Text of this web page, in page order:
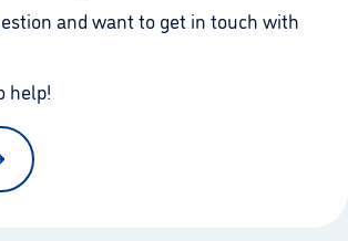
and want to get in touch with
help!